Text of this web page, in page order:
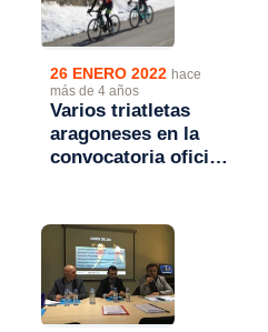
26 ENERO 2022 hace
más de 4 años
Varios triatletas
aragoneses en la
convocatoria oficial
2022